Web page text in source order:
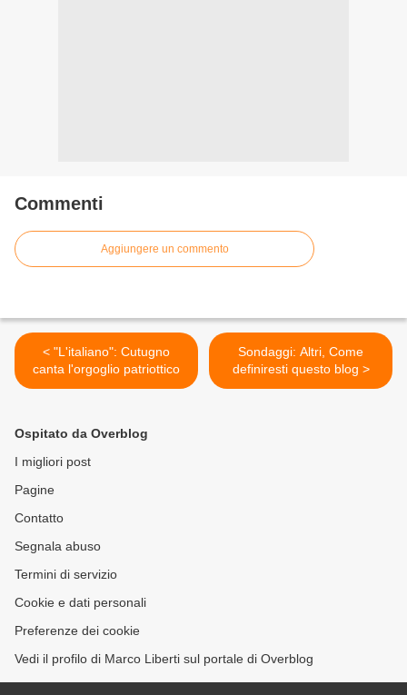
Commenti
Aggiungere un commento
< "L'italiano": Cutugno
canta l'orgoglio patriottico
Sondaggi: Altri, Come
definiresti questo blog >
Ospitato da Overblog
I migliori post
Pagine
Contatto
Segnala abuso
Termini di servizio
Cookie e dati personali
Preferenze dei cookie
Vedi il profilo di Marco Liberti sul portale di Overblog